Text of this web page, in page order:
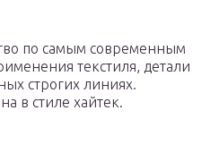
по самым современным
текстиля, детали
строгих линиях.
в стиле хайтек.